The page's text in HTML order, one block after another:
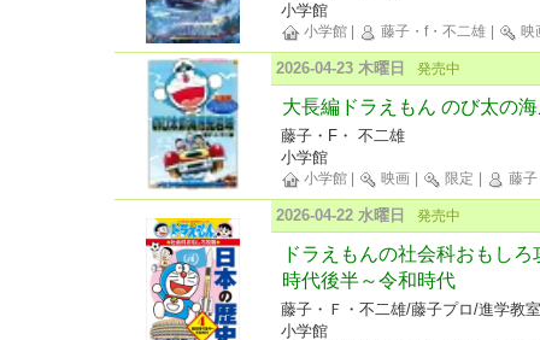
小学館
小学館 藤子・f・不二雄 映
2026-04-23 木曜日 発売中
大長編ドラえもん のび太の
藤子・F・ 不二雄
小学館
小学館 映画 限定 藤子
2026-04-22 水曜日 発売中
ドラえもんの社会科おもし
時代後半～令和時代
藤子・Ｆ・不二雄/藤子プロ/進学教
小学館